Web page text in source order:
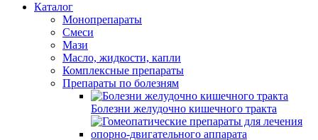
Каталог
Монопрепараты
Смеси
Мази
Масло, жидкости, капли
Комплексные препараты
Препараты по болезням
Болезни желудочно кишечного тракта